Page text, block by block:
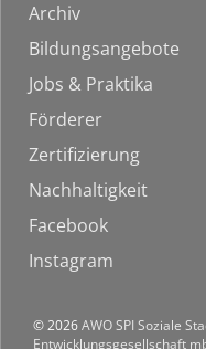
Archiv
Bildungsangebote
Jobs & Praktika
Förderer
Zertifizierung
Nachhaltigkeit
Facebook
Instagram
© 2026AWO SPI Soziale
Entwicklungsgesellschaft